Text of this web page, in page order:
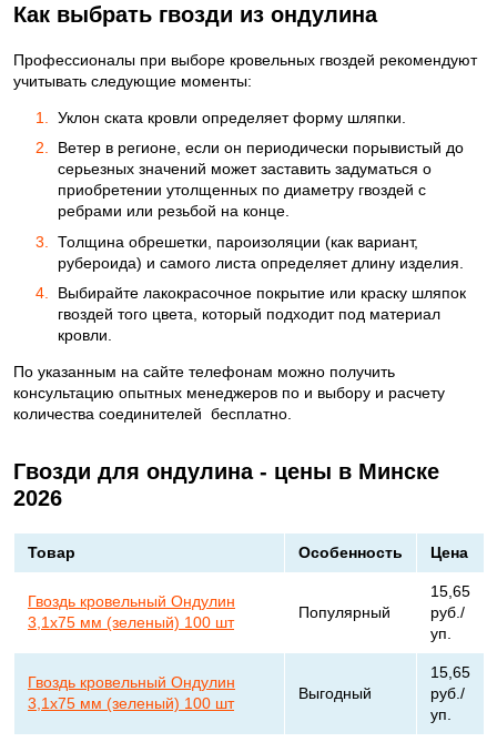
Как выбрать гвозди из ондулина
Профессионалы при выборе кровельных гвоздей рекомендуют
учитывать следующие моменты:
Уклон ската кровли определяет форму шляпки.
Ветер в регионе, если он периодически порывистый до
серьезных значений может заставить задуматься о
приобретении утолщенных по диаметру гвоздей с
ребрами или резьбой на конце.
Толщина обрешетки, пароизоляции (как вариант,
рубероида) и самого листа определяет длину изделия.
Выбирайте лакокрасочное покрытие или краску шляпок
гвоздей того цвета, который подходит под материал
кровли.
По указанным на сайте телефонам можно получить
консультацию опытных менеджеров по и выбору и расчету
количества соединителей бесплатно.
Гвозди для ондулина - цены в Минске
2026
Товар Особенность Цена
Гвоздь кровельный Ондулин
3,1х75 мм (зеленый) 100 шт
Популярный
15,65
руб./
уп.
Гвоздь кровельный Ондулин
3,1х75 мм (зеленый) 100 шт
Выгодный
15,65
руб./
уп.